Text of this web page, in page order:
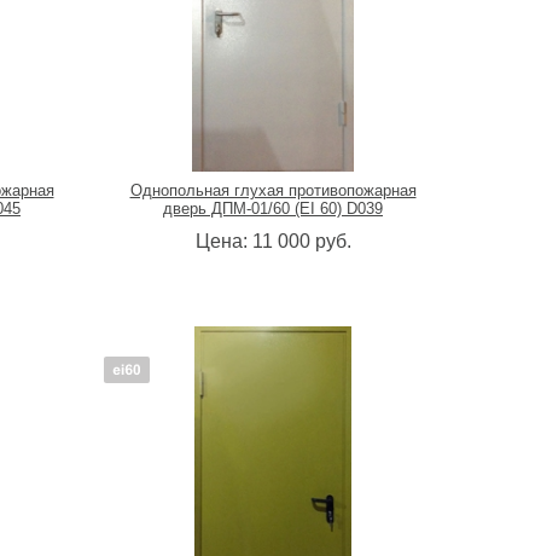
Однопольная глухая противопожарная
дверь ДПМ-01/60 (EI 60) D039
Цена: 11 000руб.